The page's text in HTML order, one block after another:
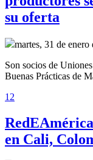
su oferta
martes, 31 de enero
Son socios de
Buenas Prácticas de
1 2
en Cali,